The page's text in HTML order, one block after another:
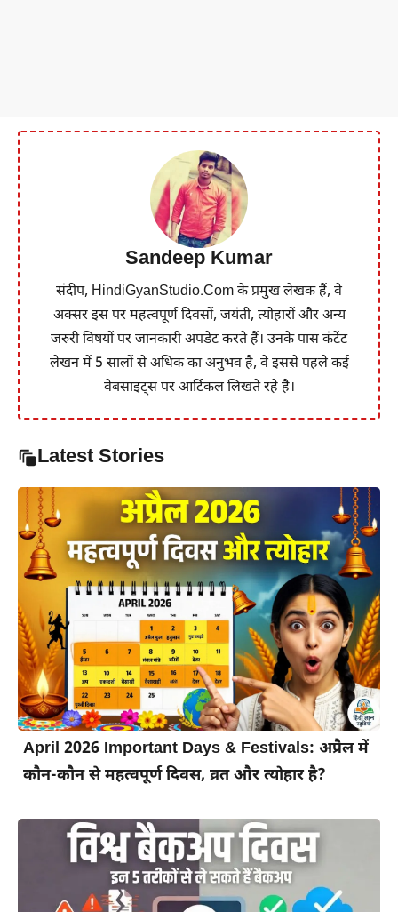
Sandeep Kumar
संदीप, HindiGyanStudio.Com के प्रमुख लेखक हैं, वे
अक्सर इस पर महत्वपूर्ण दिवसों, जयंती, त्योहारों और अन्य
जरुरी विषयों पर जानकारी अपडेट करते हैं। उनके पास कंटेंट
लेखन में 5 सालों से अधिक का अनुभव है, वे इससे पहले कई
वेबसाइट्स पर आर्टिकल लिखते रहे है।
Latest Stories
April 2026 Important Days & Festivals: अप्रैल में
कौन-कौन से महत्वपूर्ण दिवस, व्रत और त्योहार है?